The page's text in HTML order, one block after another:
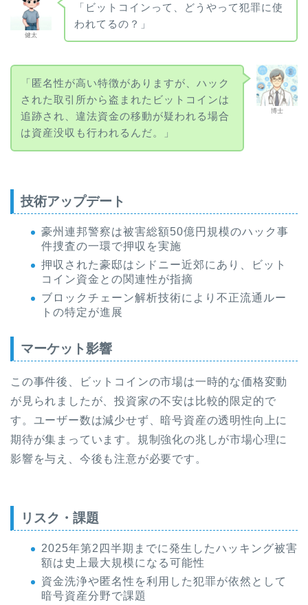
健太
「ビットコインって、どうやって犯罪に使
われてるの？」
博士
「匿名性が高い特徴がありますが、ハック
された取引所から盗まれたビットコインは
追跡され、違法資金の移動が疑われる場合
は資産没収も行われるんだ。」
技術アップデート
豪州連邦警察は被害総額50億円規模のハック事
件捜査の一環で押収を実施
押収された豪邸はシドニー近郊にあり、ビット
コイン資金との関連性が指摘
ブロックチェーン解析技術により不正流通ルー
トの特定が進展
マーケット影響
この事件後、ビットコインの市場は一時的な価格変動
が見られましたが、投資家の不安は比較的限定的で
す。ユーザー数は減少せず、暗号資産の透明性向上に
期待が集まっています。規制強化の兆しが市場心理に
影響を与え、今後も注意が必要です。
リスク・課題
2025年第2四半期までに発生したハッキング被害
額は史上最大規模になる可能性
資金洗浄や匿名性を利用した犯罪が依然として
暗号資産分野で課題